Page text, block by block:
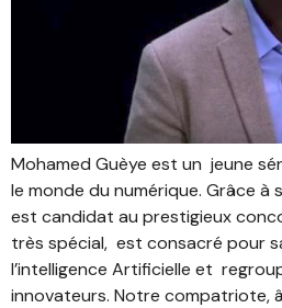
Mohamed Guèye est un jeune
le monde du numérique. Grâce à
est candidat au prestigieux
très spécial, est consacré pour
l’intelligence Artificielle et
innovateurs. Notre compatriote,